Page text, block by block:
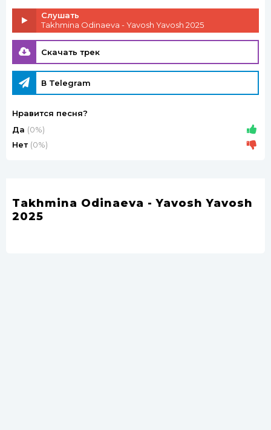
Слушать
Takhmina Odinaeva - Yavosh Yavosh 2025
Скачать трек
В Telegram
Нравится песня?
Да (0%)
Нет (0%)
Takhmina Odinaeva - Yavosh Yavosh
2025